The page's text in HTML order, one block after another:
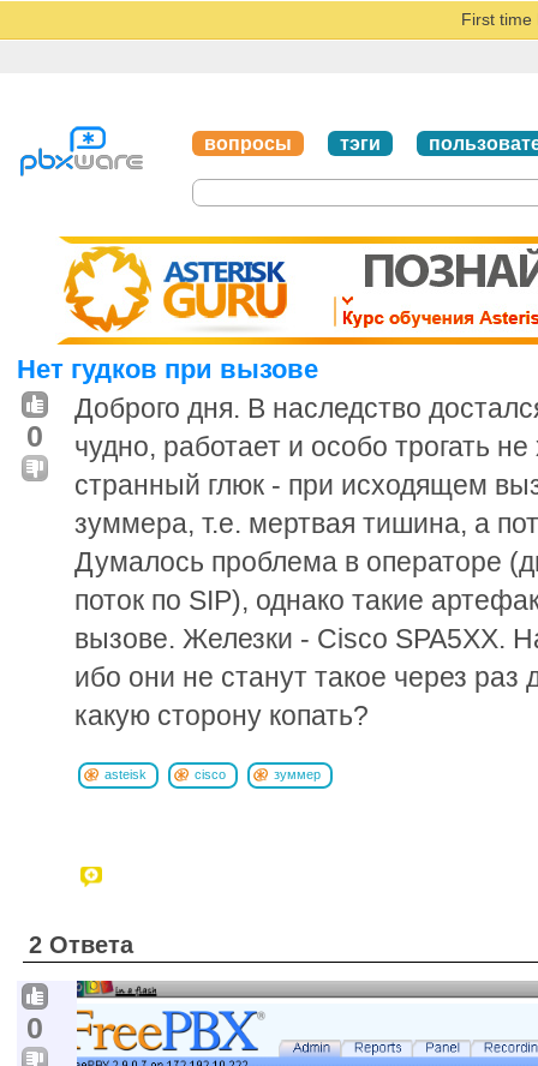
First time
вопросы тэги
Нет гудков при вызове
0
Доброго дня. В наследство
чудно, работает и особо трогать
странный глюк - при исходящем
зуммера, т.е. мертвая тишина, а
Думалось проблема в операторе
поток по SIP), однако такие
вызове. Железки - Cisco SPA5XX.
ибо они не станут такое через раз
какую сторону копать?
asteisk cisco зуммер
2 Ответа
0